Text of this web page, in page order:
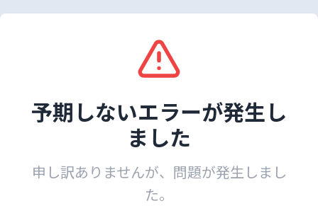
予期しないエラーが発生し
ました
申し訳ありませんが、問題が発生しまし
た。